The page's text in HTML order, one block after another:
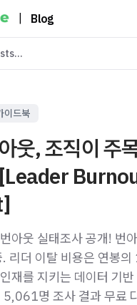
Blog
이드북
웃, 조직이 주
아웃 실태조사 공개! 번
. 리더 이탈 비용은 연봉
재를 지키는 데이터 기
5,061명 조사 결과 무료